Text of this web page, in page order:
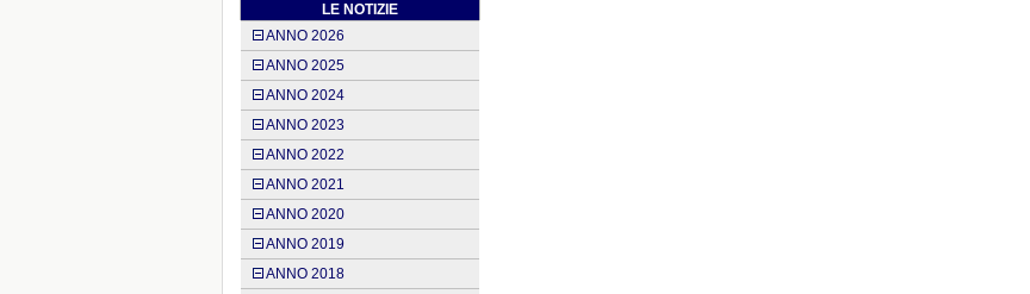
LE NOTIZIE
ANNO 2026
ANNO 2025
ANNO 2024
ANNO 2023
ANNO 2022
ANNO 2021
ANNO 2020
ANNO 2019
ANNO 2018